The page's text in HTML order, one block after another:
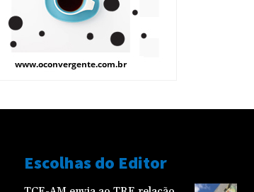
Escolhas do Editor